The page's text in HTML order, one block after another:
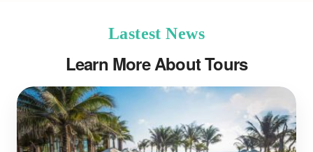
Lastest News
Learn More About Tours